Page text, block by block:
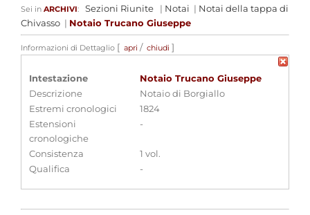
Sei in ARCHIVI: Sezioni Riunite | Notai | Notai della tappa di
Chivasso | Notaio Trucano Giuseppe
Informazioni di Dettaglio [ apri / chiudi ]
Intestazione
Notaio Trucano Giuseppe
Descrizione
Notaio di Borgiallo
Estremi cronologici
1824
Estensioni
cronologiche
-
Consistenza
1 vol.
Qualifica
-